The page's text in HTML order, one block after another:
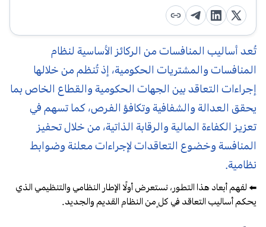
تُعد أساليب المنافسات من الركائز الأساسية لنظام
المنافسات والمشتريات الحكومية، إذ تُنظم من خلالها
إجراءات التعاقد بين الجهات الحكومية والقطاع الخاص بما
يحقق العدالة والشفافية وتكافؤ الفرص، كما تسهم في
تعزيز الكفاءة المالية والرقابة الذاتية، من خلال تحفيز
المنافسة وخضوع التعاقدات لإجراءات معلنة وضوابط
نظامية.
⬅️ لفهم أبعاد هذا التطور، نستعرض أولًا الإطار النظامي والتنظيمي الذي
يحكم أساليب التعاقد في كلٍ من النظام القديم والجديد.